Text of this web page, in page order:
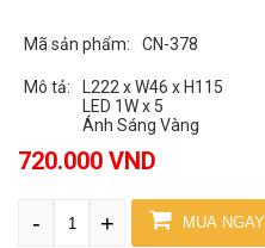
Mã sản phẩm: CN-378
Mô tả:
L222 x W46 x H115
LED 1W x 5
Ánh Sáng Vàng
720.000 VND
- + MUA NGAY